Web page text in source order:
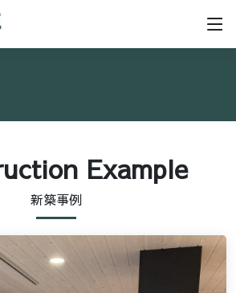
Example
新築事例